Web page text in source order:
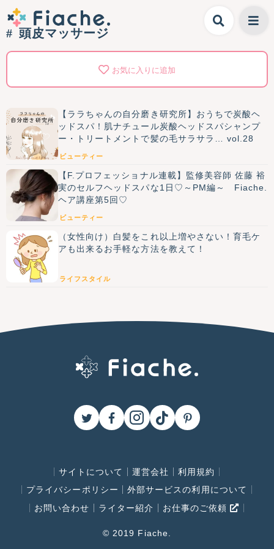
頭皮マッサージ
お気に入りに追加
【ララちゃんの自分磨き研究所】おうちで炭酸ヘ
ッドスパ！肌ナチュール炭酸ヘッドスパシャンプ
ー・トリートメントで髪の毛サラサラ… vol.28
ビューティー
【F.プロフェッショナル連載】監修美容師 佐藤 裕
実のセルフヘッドスパな1日♡～PM編～ Fiache.
ヘア講座第5回♡
ビューティー
（女性向け）白髪をこれ以上増やさない！育毛ケ
アも出来るお手軽な方法を教えて！
ライフスタイル
サイトについて 運営会社
利用規約
プライバシーポリシー
外部サービスの利用について
お問い合わせ
ライター紹介 お仕事のご依頼
© 2019 Fiache.